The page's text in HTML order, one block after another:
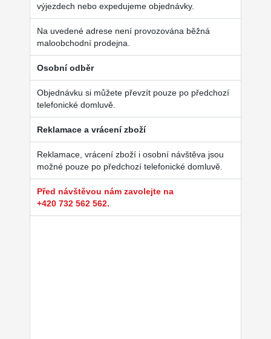
výjezdech nebo expedujeme objednávky.
Na uvedené adrese není provozována běžná
maloobchodní prodejna.
Osobní odběr
Objednávku si můžete převzít pouze po předchozí
telefonické domluvě.
Reklamace a vrácení zboží
Reklamace, vrácení zboží i osobní návštěva jsou
možné pouze po předchozí telefonické domluvě.
Před návštěvou nám zavolejte na
+420 732 562 562.